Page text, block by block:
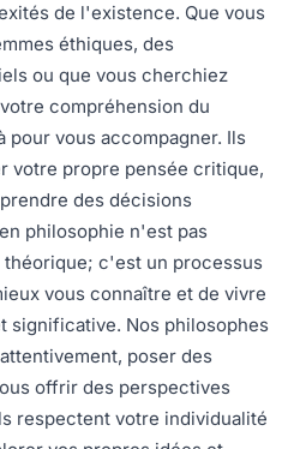
de l'existence. Que vous
éthiques, des
ou que vous cherchiez
compréhension du
pour vous accompagner. Ils
votre propre pensée critique,
des décisions
philosophie n'est pas
c'est un processus
vous connaître et de vivre
significative. Nos philosophes
poser des
offrir des perspectives
respectent votre individualité